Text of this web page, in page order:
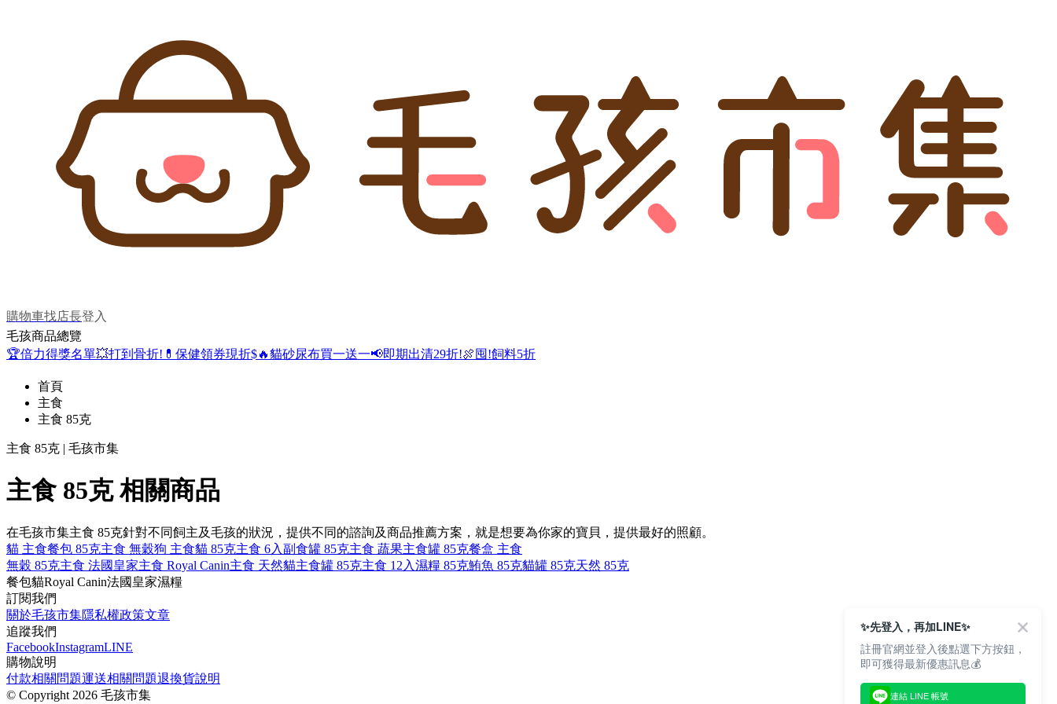
購物車找店長登入
毛孩商品總覽
🏆倍力得獎名單💥打到骨折! 💊保健領券現折$🔥貓砂尿布買一送一📢即期出清29折!🍖囤!飼料5折
首頁
主食
主食 85克
主食 85克 | 毛孩市集
主食 85克 相關商品
在毛孩市集主食 85克針對不同飼主及毛孩的狀況，提供不同的諮詢及商品推薦方案，就是想要為你家的寶貝，提供最好的照顧。
貓 主食餐包 85克主食 無穀狗 主食貓 85克主食 6入副食罐 85克主食 蔬果主食罐 85克餐盒 主食
無穀 85克主食 法國皇家主食 Royal Canin主食 天然貓主食罐 85克主食 12入濕糧 85克鮪魚 85克貓罐 85克天然 85克
餐包貓Royal Canin法國皇家濕糧
訂閱我們
關於毛孩市集隱私權政策文章
追蹤我們
FacebookInstagramLINE
購物說明
付款相關問題運送相關問題退換貨說明
© Copyright 2026 毛孩市集
✨先登入，再加LINE✨
註冊官網並登入後點選下方按鈕，
即可獲得最新優惠訊息💰
連結 LINE 帳號